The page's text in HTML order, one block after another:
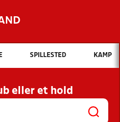
Hvad vil du søge efter?
INDHOLD OG NYHEDER
KLUBBER OG
SPILLESTED KAMP
eller et hold